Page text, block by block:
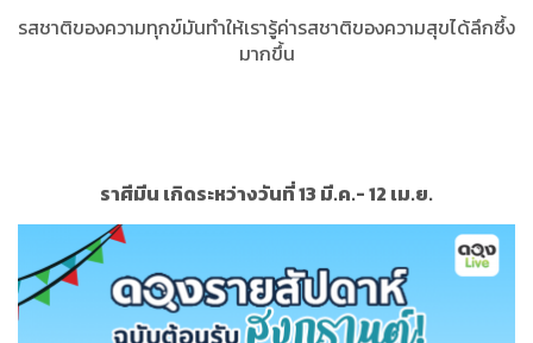
รสชาติของความทุกข์มันทำให้เรารู้ค่ารสชาติของความสุขได้ลึกซึ้ง
มากขึ้น
ราศีมีน เกิดระหว่างวันที่ 13 มี.ค.- 12 เม.ย.